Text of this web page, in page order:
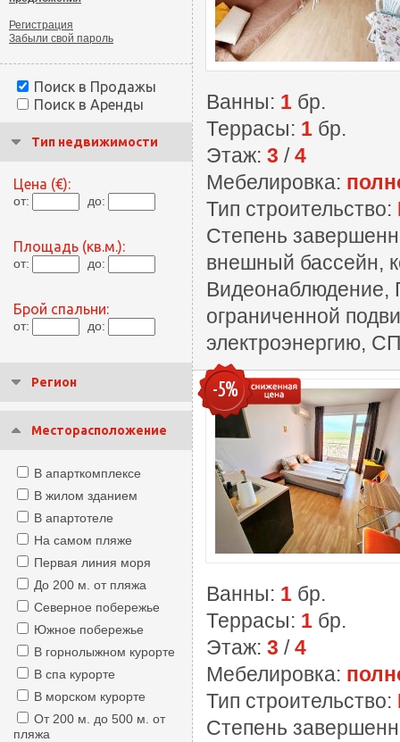
Регистрация
Забыли свой пароль
Поиск в Продажы
Поиск в Аренды
Тип недвижимости
Цена (€):
от: до:
Площадь (кв.м.):
от: до:
Брой спальни:
от: до:
Регион
Месторасположение
В апарткомплексе
В жилом зданием
В апартотеле
На самом пляже
Первая линия моря
До 200 м. от пляжа
Северное побережье
Южное побережье
В горнолыжном курорте
В спа курорте
В морском курорте
От 200 м. до 500 м. от
пляжа
Ванны: 1 бр.
Террасы: 1 бр.
Этаж: 3 /4
Мебелировка:
Тип строительство:
Степень
внешный бассейн,
Видеонаблюдение,
ограниченной
электроэнергию,
-5%
Ванны: 1 бр.
Террасы: 1 бр.
Этаж: 3 /4
Мебелировка:
Тип строительство:
Степень